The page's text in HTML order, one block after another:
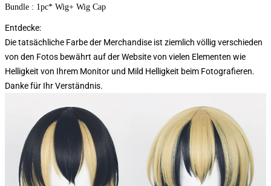
Bundle : 1pc* Wig+ Wig Cap
Entdecke:
Die tatsächliche Farbe der Merchandise ist ziemlich völlig verschieden
von den Fotos bewährt auf der Website von vielen Elementen wie
Helligkeit von Ihrem Monitor und Mild Helligkeit beim Fotografieren.
Danke für Ihr Verständnis.